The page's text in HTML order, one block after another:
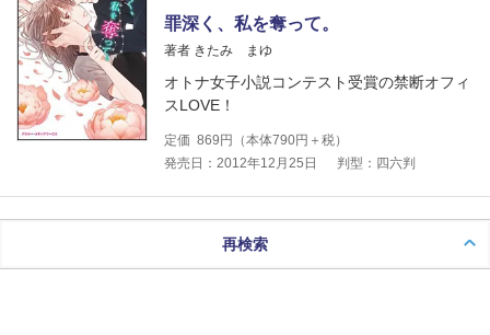
罪深く、私を奪って。
著者 きたみ まゆ
オトナ女子小説コンテスト受賞の禁断オフィ
スLOVE！
定価 869 円（本体790円＋税）
発売日：2012年12月25日
判型：四六判
再検索